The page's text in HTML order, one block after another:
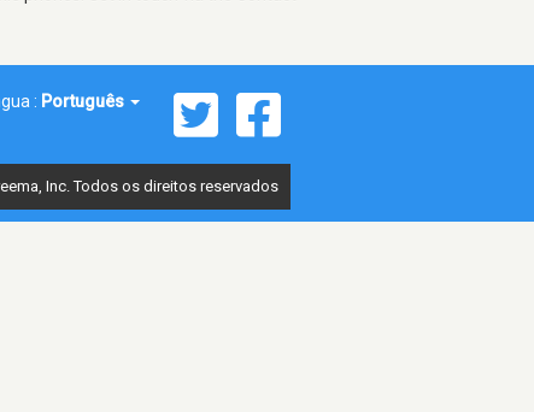
: Português
Inc. Todos os direitos reservados